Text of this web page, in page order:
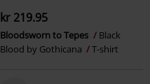
kr 219.95
Bloodsworn to Tepes
Black
Blood by Gothicana
T-shirt